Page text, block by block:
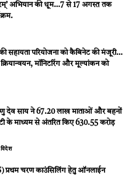
अभियान की धूम…7 से 17 अगस्त तक
सहायता परियोजना को कैबिनेट की मंजूरी…
मॉनिटरिंग और मूल्यांकन को
देव साय ने 67.20 लाख माताओं और बहनों
के माध्यम से अंतरित किए 630.55 करोड़
प्रथम चरण काउंसिलिंग हेतु ऑनलाईन